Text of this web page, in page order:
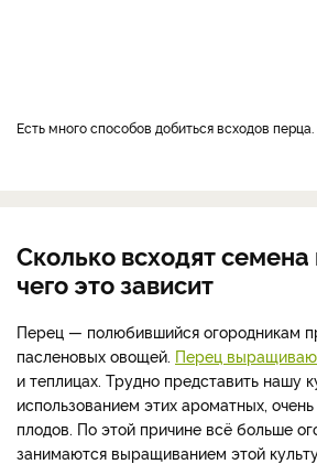
Есть много способов добиться всходов перца.
Сколько всходят семена
чего это зависит
Перец — полюбившийся огородникам
пасленовых овощей. Перец
и теплицах. Трудно представить нашу
использованием этих ароматных,
плодов. По этой причине всё больше
занимаются выращиванием этой